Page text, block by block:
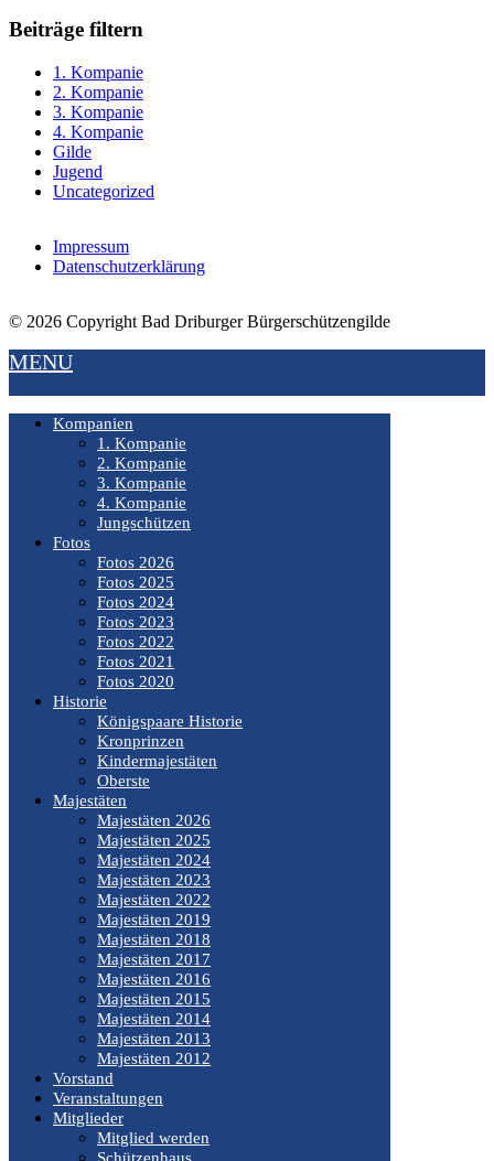
Beiträge filtern
1. Kompanie
2. Kompanie
3. Kompanie
4. Kompanie
Gilde
Jugend
Uncategorized
Impressum
Datenschutzerklärung
© 2026 Copyright Bad Driburger Bürgerschützengilde
MENU
Kompanien
1. Kompanie
2. Kompanie
3. Kompanie
4. Kompanie
Jungschützen
Fotos
Fotos 2026
Fotos 2025
Fotos 2024
Fotos 2023
Fotos 2022
Fotos 2021
Fotos 2020
Historie
Königspaare Historie
Kronprinzen
Kindermajestäten
Oberste
Majestäten
Majestäten 2026
Majestäten 2025
Majestäten 2024
Majestäten 2023
Majestäten 2022
Majestäten 2019
Majestäten 2018
Majestäten 2017
Majestäten 2016
Majestäten 2015
Majestäten 2014
Majestäten 2013
Majestäten 2012
Vorstand
Veranstaltungen
Mitglieder
Mitglied werden